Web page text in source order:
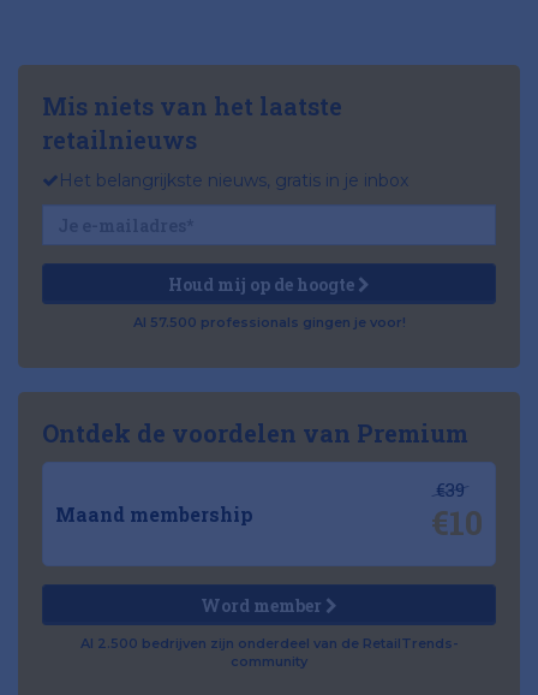
Mis niets van het laatste
retailnieuws
Het belangrijkste nieuws, gratis in je inbox
Houd mij op de hoogte
Al 57.500 professionals gingen je voor!
Ontdek de voordelen van Premium
Maand membership
€39
€10
Word member
Al 2.500 bedrijven zijn onderdeel van de RetailTrends-
community